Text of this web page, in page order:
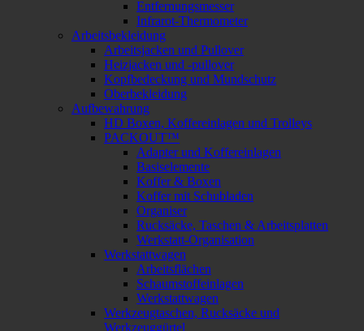
Entfernungsmesser
Infrarot-Thermometer
Arbeitsbekleidung
Arbeitsjacken und Pullover
Heizjacken und -pullover
Kopfbedeckung und Mundschutz
Oberbekleidung
Aufbewahrung
HD Boxen, Koffereinlagen und Trolleys
PACKOUT™
Adapter und Koffereinlagen
Basiselemente
Koffer & Boxen
Koffer mit Schubladen
Organiser
Rucksäcke, Taschen & Arbeitsplatten
Werkstatt-Organisation
Werkstattwagen
Arbeitsflächen
Schaumstoffeinlagen
Werkstattwagen
Werkzeugtaschen, Rucksäcke und
Werkzeuggürtel